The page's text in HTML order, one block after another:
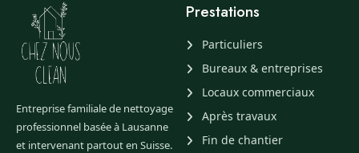
Entreprise familiale de nettoyage
professionnel basée à Lausanne
et intervenant partout en Suisse.
Prestations
Particuliers
Bureaux & entreprises
Locaux commerciaux
Après travaux
Fin de chantier